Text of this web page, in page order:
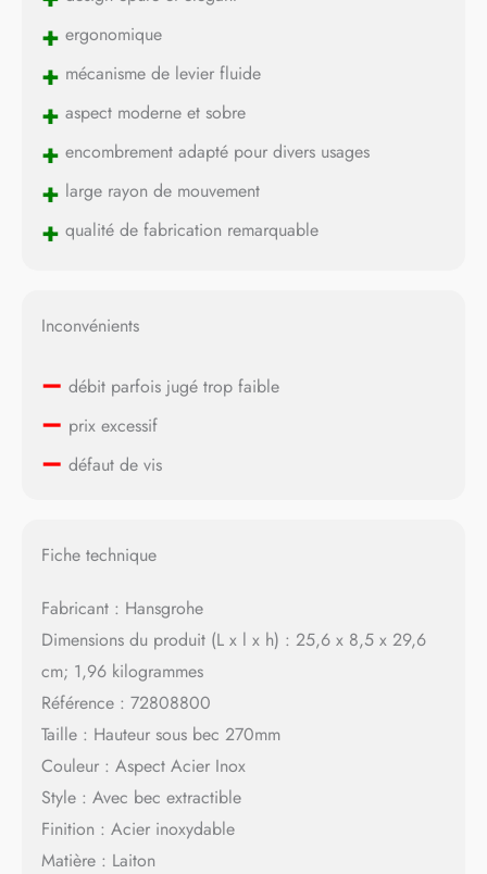
+ ergonomique
+ mécanisme de levier fluide
+ aspect moderne et sobre
+ encombrement adapté pour divers usages
+ large rayon de mouvement
+ qualité de fabrication remarquable
Inconvénients
– débit parfois jugé trop faible
– prix excessif
– défaut de vis
Fiche technique
Fabricant : Hansgrohe
Dimensions du produit (L x l x h) : 25,6 x 8,5 x 29,6
cm; 1,96 kilogrammes
Référence : 72808800
Taille : Hauteur sous bec 270mm
Couleur : Aspect Acier Inox
Style : Avec bec extractible
Finition : Acier inoxydable
Matière : Laiton